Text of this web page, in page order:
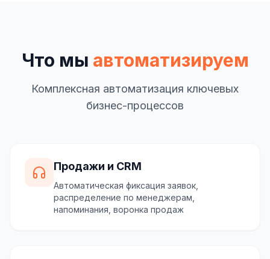
Что мы автоматизируем
Комплексная автоматизация ключевых
бизнес-процессов
Продажи и CRM
Автоматическая фиксация заявок,
распределение по менеджерам,
напоминания, воронка продаж